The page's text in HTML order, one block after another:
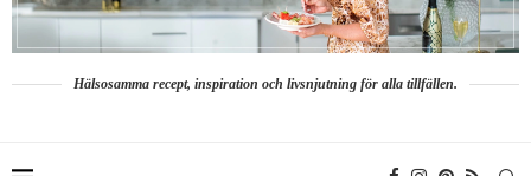
Hälsosamma recept, inspiration och livsnjutning för alla tillfällen.